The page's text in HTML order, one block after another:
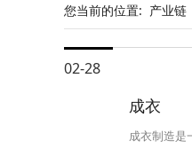
您当前的位置: 产业链
02-28
成衣
成衣制造是